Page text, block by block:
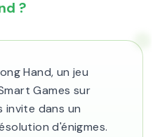
?
Hand, un jeu
Games sur
invite dans un
d'énigmes.